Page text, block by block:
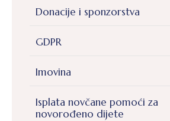
Donacije i sponzorstva
GDPR
Imovina
Isplata novčane pomoći za
novorođeno dijete